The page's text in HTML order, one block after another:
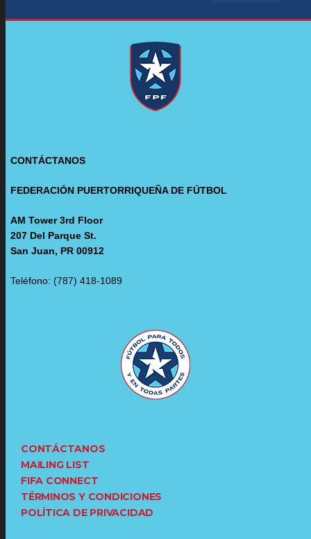
CONTÁCTANOS
FEDERACIÓN PUERTORRIQUEÑA DE FÚTBOL
AM Tower 3rd Floor
207 Del Parque St.
San Juan, PR 00912
Teléfono: (787) 418-1089
CONTÁCTANOS
MAILING LIST
FIFA CONNECT
TÉRMINOS Y CONDICIONES
POLÍTICA DE PRIVACIDAD